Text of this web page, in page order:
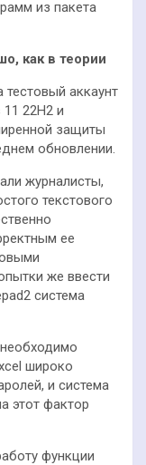
из пакета
как в теории
аккаунт
22H2 и
защиты
обновлении.
журналисты,
текстового
ее
же ввести
система
широко
и система
этот фактор
функции